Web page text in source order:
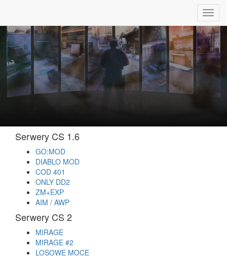
Serwery CS 1.6
GO:MOD
DIABLO MOD
COD 401
ONLY DD2
ZM+EXP
AIM / AWP
Serwery CS 2
MIRAGE
MIRAGE #2
LOSOWE MOCE